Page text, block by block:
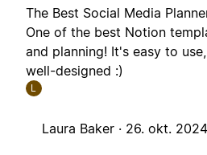
The Best Social Media
One of the best Notion
and planning! It's easy to
well-designed :)
L
Laura Baker · 26. okt. 2024